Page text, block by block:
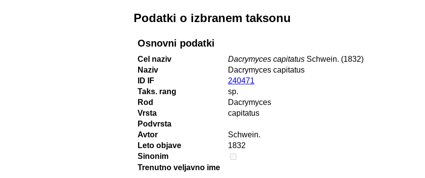
Podatki o izbranem taksonu
Osnovni podatki
Cel naziv Dacrymyces capitatus Schwein. (1832)
Naziv
Dacrymyces capitatus
ID IF
240471
Taks. rang
sp.
Rod
Dacrymyces
Vrsta
capitatus
Podvrsta
Avtor
Schwein.
Leto objave
1832
Sinonim
Trenutno veljavno ime